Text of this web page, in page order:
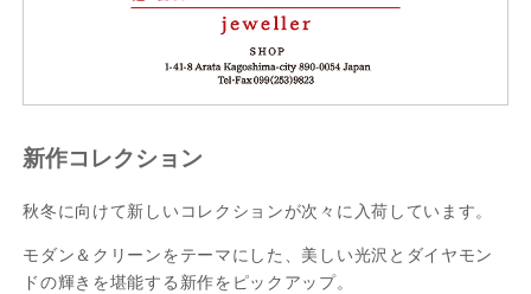
新作コレクション
秋冬に向けて新しいコレクションが次々に入荷しています。
モダン＆クリーンをテーマにした、美しい光沢とダイヤモン
ドの輝きを堪能する新作をピックアップ。